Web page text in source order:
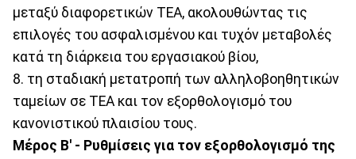
μεταξύ διαφορετικών ΤΕΑ, ακολουθώντας τις
επιλογές του ασφαλισμένου και τυχόν μεταβολές
κατά τη διάρκεια του εργασιακού βίου,
8. τη σταδιακή μετατροπή των αλληλοβοηθητικών
ταμείων σε ΤΕΑ και τον εξορθολογισμό του
κανονιστικού πλαισίου τους.
Μέρος Β' - Ρυθμίσεις για τον εξορθολογισμό της